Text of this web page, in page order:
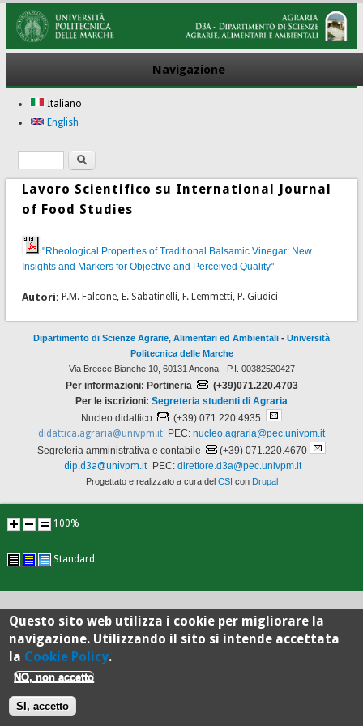
Navigazione
Italiano
English
Form di ricerca
Ricerca
Lavoro Scientifico su International Journal
of Food Studies
"Rheological Properties of Traditional Balsamic Vinegar: New
Insights and Markers for Objective and Perceived Quality"
Autori: P.M. Falcone, E. Sabatinelli, F. Lemmetti, P. Giudici
Dipartimento di Scienze Agrarie, Alimentari ed Ambientali - Università
Politecnica delle Marche
Via Brecce Bianche 10, 60131 Ancona - P.I. 00382520427
Per informazioni: Portineria
(+39)071.220.4703
Per le iscrizioni: Segreteria studenti di Agraria
Nucleo didattico
(+39) 071.220.4935
didattica.agraria@univpm.it PEC: nucleo.agraria@pec.univpm.it
Segreteria amministrativa e contabile
(+39) 071.220.4670
dip.d3a@univpm.it PEC: direttore.d3a@pec.univpm.it
Progettato e realizzato a cura del CSI con Drupal
100%
Standard
Questo sito web utilizza i cookie per migliorare la
navigazione. Utilizzando il sito si intende accettata
la Cookie Policy.
NO, non accetto
SI, accetto